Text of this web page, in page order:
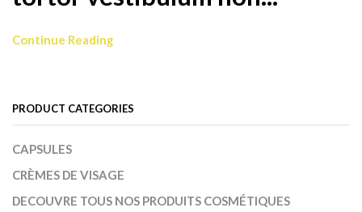
Continue Reading
PRODUCT CATEGORIES
CAPSULES
CRÈMES DE VISAGE
DECOUVRE TOUS NOS PRODUITS COSMÉTIQUES